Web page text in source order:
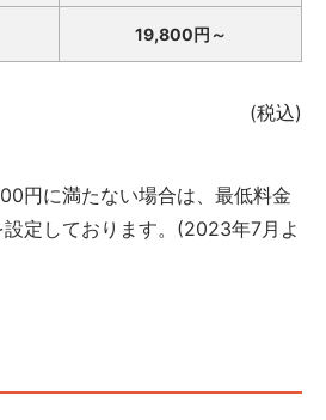
19,800円～
(税込)
円に満たない場合は、最低料金
定しております。(2023年7月よ